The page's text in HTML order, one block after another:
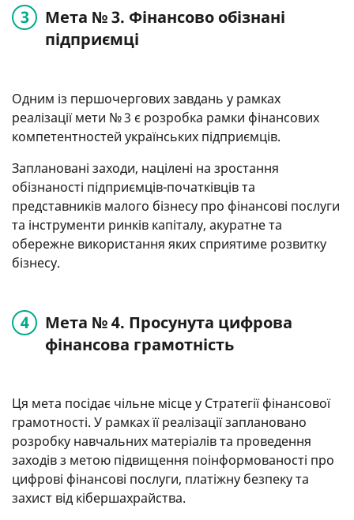
Мета № 3. Фінансово обізнані
підприємці
Одним із першочергових завдань у рамках
реалізації мети № 3 є розробка рамки фінансових
компетентностей українських підприємців.
Заплановані заходи, націлені на зростання
обізнаності підприємців-початківців та
представників малого бізнесу про фінансові послуги
та інструменти ринків капіталу, акуратне та
обережне використання яких сприятиме розвитку
бізнесу.
Мета № 4. Просунута цифрова
фінансова грамотність
Ця мета посідає чільне місце у Стратегії фінансової
грамотності. У рамках її реалізації заплановано
розробку навчальних матеріалів та проведення
заходів з метою підвищення поінформованості про
цифрові фінансові послуги, платіжну безпеку та
захист від кібершахрайства.